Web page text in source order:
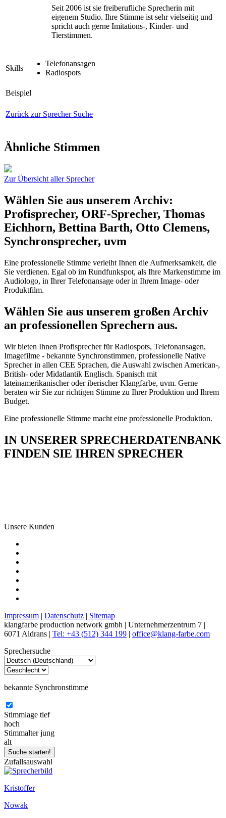
Seit 2006 ist sie freiberufliche Sprecherin mit
eigenem Studio. Ihre Stimme ist sehr vielseitig und
spricht auch gerne Imitations-, Kinder- und
Tierstimmen.
Skills
Telefonansagen
Radiospots
Beispiel
Zurück zur Sprecher Suche
Ähnliche Stimmen
Zur Übersicht aller Sprecher
Wählen Sie aus unserem Archiv:
Profisprecher, ORF-Sprecher, Thomas
Eichhorn, Bettina Barth, Otto Clemens,
Synchronsprecher, uvm
Eine professionelle Stimme verleiht Ihnen die Aufmerksamkeit, die
Sie verdienen. Egal ob im Rundfunkspot, als Ihre Markenstimme im
Audiologo, in Ihrer Telefonansage oder in Ihrem Image- oder
Produktfilm.
Wählen Sie aus unserem großen Archiv
an professionellen Sprechern aus.
Wir bieten Ihnen Profisprecher für Radiospots, Telefonansagen,
Imagefilme - bekannte Synchronstimmen, professionelle Native
Sprecher in allen CEE Sprachen, die Auswahl zwischen American-,
British- oder Midatlantik Englisch. Spanisch mit
lateinamerikanischer oder iberischer Klangfarbe, uvm. Gerne
beraten wir Sie zur richtigen Stimme zu Ihrer Produktion und Ihrem
Budget.
Eine professionelle Stimme macht eine professionelle Produktion.
IN UNSERER SPRECHERDATENBANK
FINDEN SIE IHREN SPRECHER
Unsere Kunden
Impressum | Datenschutz | Sitemap
klangfarbe production network gmbh | Unternehmerzentrum 7 |
6071 Aldrans | Tel: +43 (512) 344 199 | office@klang-farbe.com
Sprechersuche
bekannte Synchronstimme
Stimmlage tief
hoch
Stimmalter jung
alt
Zufallsauswahl
Kristoffer
Nowak